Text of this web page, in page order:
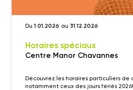
Du 1.01.2026 au 31.12.2026
Horaires spéciaux
Centre Manor Chavannes
Découvrez les horaires particuliers
notamment ceux des jours fériés 2026!